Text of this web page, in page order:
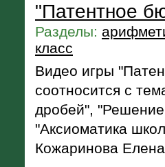
"Патентное
Разделы:
класс
Видео игры
соотносится с
дробей",
"Аксиоматика
Кожаринова